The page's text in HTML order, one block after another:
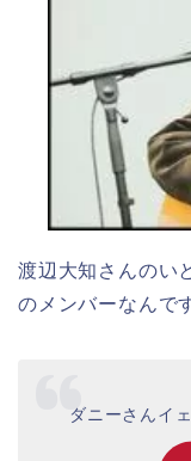
渡辺大知さんのい
のメンバーなんで
ダニーさんイ